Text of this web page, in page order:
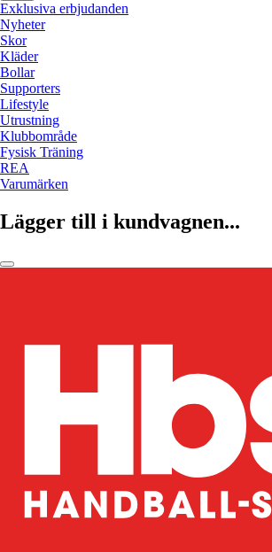
Exklusiva erbjudanden
Nyheter
Skor
Kläder
Bollar
Supporters
Lifestyle
Utrustning
Klubbområde
Fysisk Träning
REA
Varumärken
Lägger till i kundvagnen...